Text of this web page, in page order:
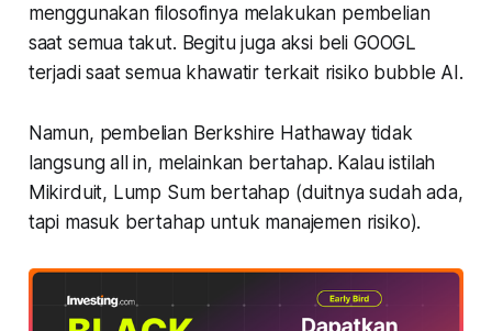
menggunakan filosofinya melakukan pembelian
saat semua takut. Begitu juga aksi beli GOOGL
terjadi saat semua khawatir terkait risiko bubble AI.
Namun, pembelian Berkshire Hathaway tidak
langsung all in, melainkan bertahap. Kalau istilah
Mikirduit, Lump Sum bertahap (duitnya sudah ada,
tapi masuk bertahap untuk manajemen risiko).